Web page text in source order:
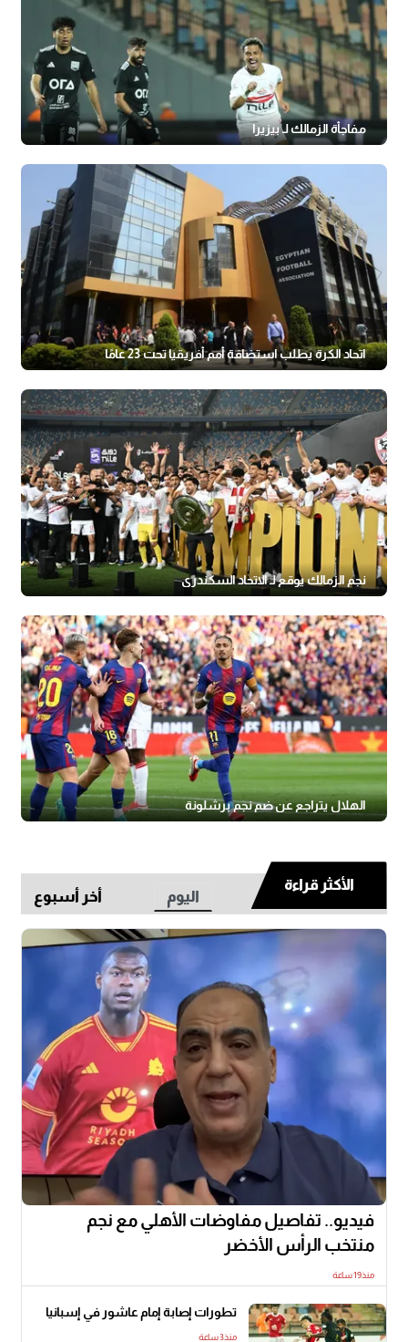
مفاجأة الزمالك لـ بيزيرا
اتحاد الكرة يطلب استضافة أمم أفريقيا تحت 23 عامًا
نجم الزمالك يوقع لـ الاتحاد السكندري
الهلال يتراجع عن ضم نجم برشلونة
الأكثر قراءة
اليوم أخر أسبوع
فيديو.. تفاصيل مفاوضات الأهلي مع نجم
منتخب الرأس الأخضر
منذ19 ساعة
تطورات إصابة إمام عاشور في إسبانيا
منذ3 ساعة